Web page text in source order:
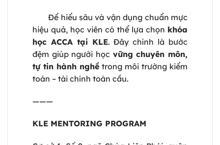
Để hiểu sâu và vận dụng chuẩn mực
hiệu quả, học viên có thể lựa chọn khóa
học ACCA tại KLE. Đây chính là bước
đệm giúp người học vững chuyên môn,
tự tin hành nghề trong môi trường kiểm
toán – tài chính toàn cầu.
———
KLE MENTORING PROGRAM